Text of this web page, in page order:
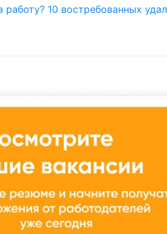
работу? 10 востребованных